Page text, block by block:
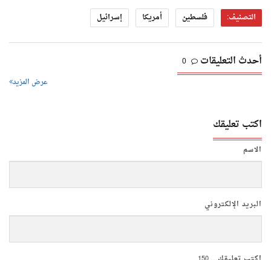
التصنيف:
فلسطين أمريكا إسرائيل
أحدث التعليقات 0
عرض المزيد
اكتب تعليقك
الاسم
البريد الإلكتروني